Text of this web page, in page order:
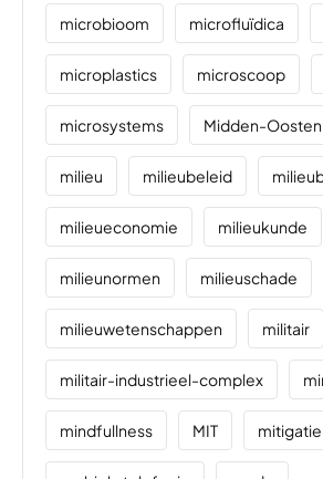
microbioom microfluïdica
microplastics microscoop
microsystems Midden-Oosten
milieu milieubeleid
milieueconomie milieukunde
milieunormen milieuschade
milieuwetenschappen militair
militair-industrieel-complex
mindfullness MIT mitigatie